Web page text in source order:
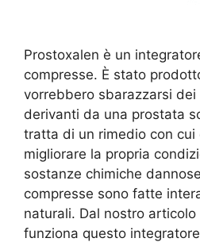
Prostoxalen è un
compresse. È stato
vorrebbero sbarazzarsi
derivanti da una prostata
tratta di un rimedio con cui
migliorare la propria
sostanze chimiche
compresse sono fatte
naturali. Dal nostro
funziona questo